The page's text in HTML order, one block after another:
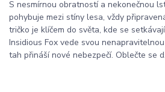
S nesmírnou obratností a nekonečnou
pohybuje mezi stíny lesa, vždy
tričko je klíčem do světa, kde se
Insidious Fox vede svou
tah přináší nové nebezpečí. Oblečte se